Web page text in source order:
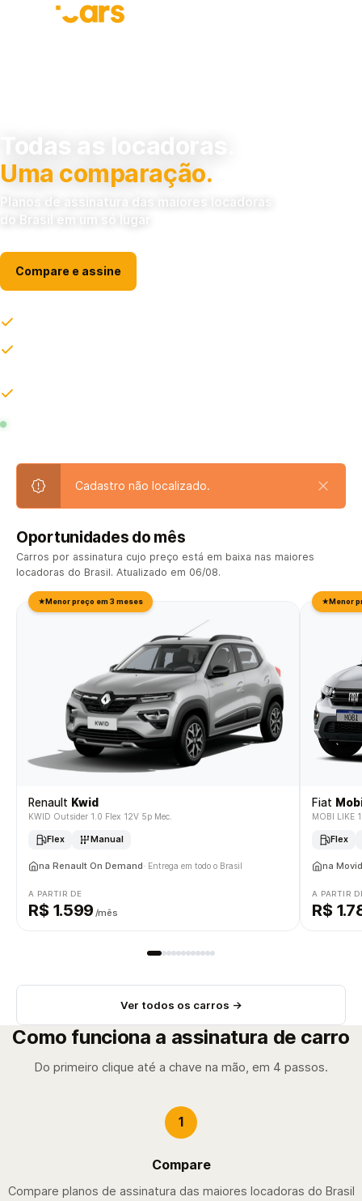
Todas as locadoras.
Uma comparação.
Planos de assinatura das maiores locadoras
do Brasil em um só lugar
Compare e assine
Cadastro não localizado.
Oportunidades do mês
Carros por assinatura cujo preço está em baixa nas maiores
locadoras do Brasil. Atualizado em 06/08.
★Menor preço em 3 meses
Renault Kwid
KWID Outsider 1.0 Flex 12V 5p Mec.
Flex Manual
na Renault On Demand· Entrega em todo o Brasil
A PARTIR DE
R$ 1.599 /mês
★Menor
Fiat
MOBI LIKE
Flex
na
A PARTIR
R$
Ver todos os carros →
Como funciona a assinatura de carro
Do primeiro clique até a chave na mão, em 4 passos.
1
Compare
Compare planos de assinatura das maiores locadoras do Brasil